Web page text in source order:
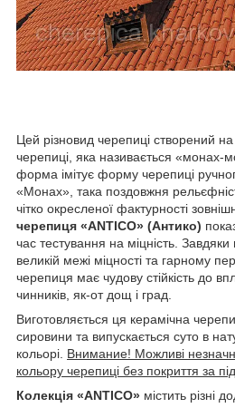
Цей різновид черепиці створений
черепиці, яка називається «монах-
форма імітує форму черепиці
«Монах», така поздовжня
чітко окресленої фактурності
черепиця «ANTICO» (Антико)
час тестування на міцність. Завдяки
великій межі міцності та гарному
черепиця має чудову стійкість до
чинників, як-от дощ і град.
Виготовляється ця керамічна
сировини та випускається суто в
кольорі. Внимание! Можливі незначні
кольору черепиці без покриття за
Колекція «ANTICO» містить різні